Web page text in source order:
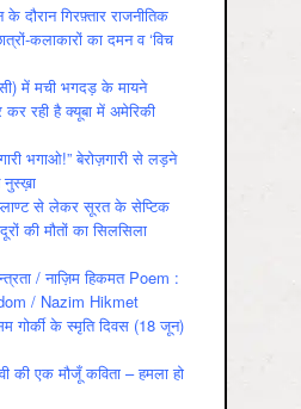
दौरान गिरफ़्तार राजनीतिक
कलाकारों का दमन व ‘विच
में मची भगदड़ के मायने
कर रही है क्यूबा में अमेरिकी
भगाओ!” बेरोज़गारी से लड़ने
नुस्ख़ा
से लेकर सूरत के सेप्टिक
की मौतों का सिलसिला
/ नाज़िम हिकमत Poem :
/ Nazim Hikmet
गोर्की के स्मृति दिवस (18 जून)
की एक मौजूँ कविता – हमला हो